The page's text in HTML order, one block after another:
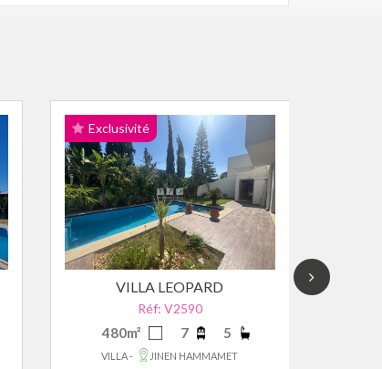
Exclusivité
VILLA LEOPARD
Réf: V2590
480m² 7 5
VILLA - JINEN HAMMAMET